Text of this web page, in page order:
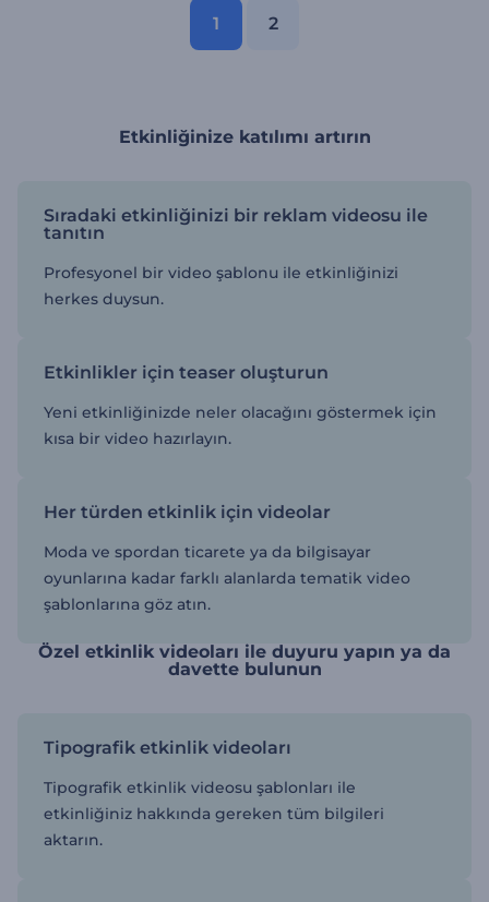
1 2
Etkinliğinize katılımı artırın
Sıradaki etkinliğinizi bir reklam videosu ile
tanıtın
Profesyonel bir video şablonu ile etkinliğinizi
herkes duysun.
Etkinlikler için teaser oluşturun
Yeni etkinliğinizde neler olacağını göstermek için
kısa bir video hazırlayın.
Her türden etkinlik için videolar
Moda ve spordan ticarete ya da bilgisayar
oyunlarına kadar farklı alanlarda tematik video
şablonlarına göz atın.
Özel etkinlik videoları ile duyuru yapın ya da
davette bulunun
Tipografik etkinlik videoları
Tipografik etkinlik videosu şablonları ile
etkinliğiniz hakkında gereken tüm bilgileri
aktarın.